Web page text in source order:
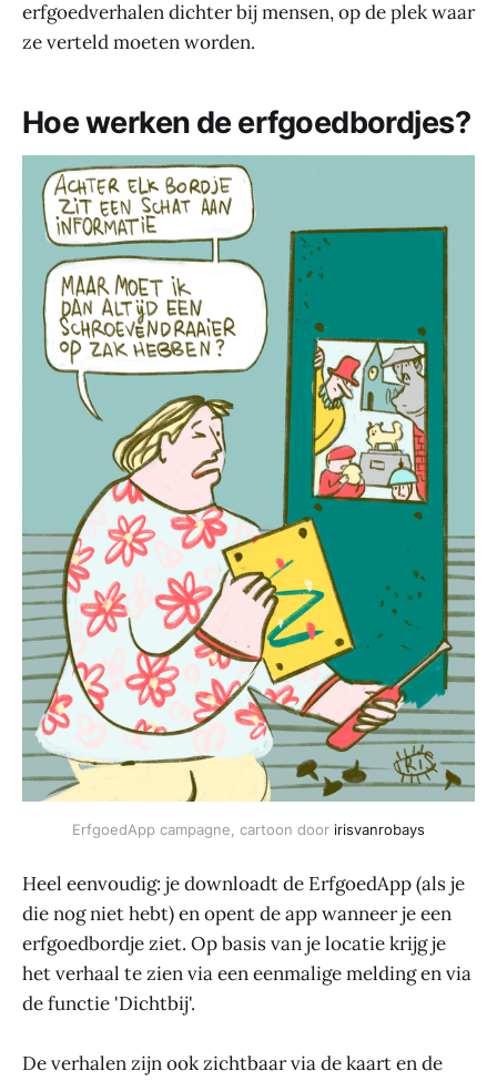
erfgoedverhalen dichter bij mensen, op de plek waar
ze verteld moeten worden.
Hoe werken de erfgoedbordjes?
ErfgoedApp campagne, cartoon door irisvanrobays
Heel eenvoudig: je downloadt de ErfgoedApp (als je
die nog niet hebt) en opent de app wanneer je een
erfgoedbordje ziet. Op basis van je locatie krijg je
het verhaal te zien via een eenmalige melding en via
de functie 'Dichtbij'.
De verhalen zijn ook zichtbaar via de kaart en de